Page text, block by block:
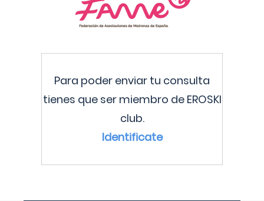
Para poder enviar tu consulta
tienes que ser miembro de EROSKI
club.
Identificate